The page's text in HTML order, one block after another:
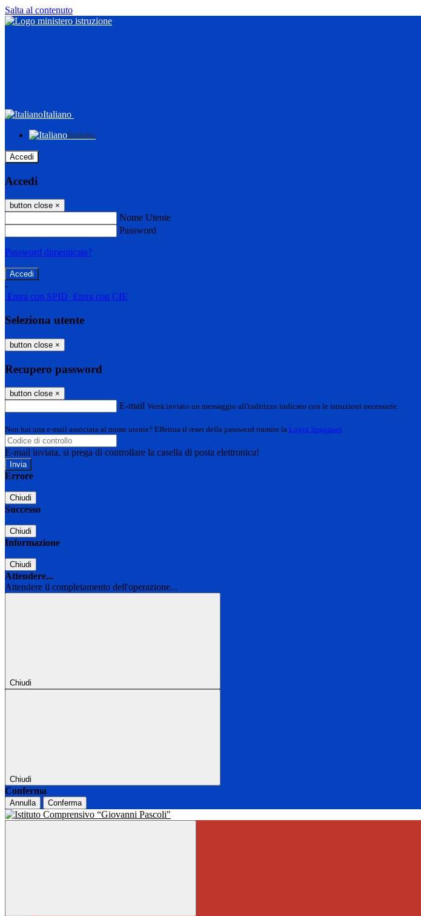
Salta al contenuto
Italiano
Italiano
Accedi
Accedi
button close ×
Nome Utente
Password
Password dimenticata?
-
Entra con SPID Entra con CIE
Seleziona utente
button close ×
Recupero password
button close ×
E-mail Verrà inviato un messaggio all'indirizzo indicato con le istruzioni necessarie.
Non hai una e-mail associata al nome utente? Effettua il reset della password tramite la Login Spaggiari
E-mail inviata, si prega di controllare la casella di posta elettronica!
Errore
Chiudi
Successo
Chiudi
Informazione
Chiudi
Attendere...
Attendere il completamento dell'operazione...
Chiudi
Chiudi
Conferma
Annulla Conferma